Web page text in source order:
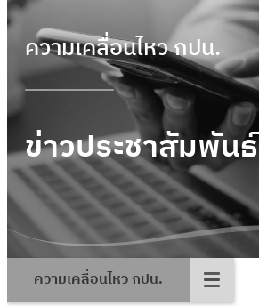
ความเคลื่อนไหว กปน.
ข่าวประชาสัมพันธ์
ความเคลื่อนไหว กปน.